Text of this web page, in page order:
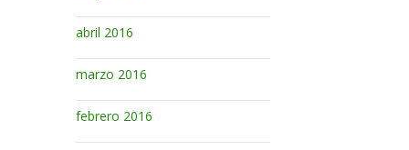
abril 2016
marzo 2016
febrero 2016